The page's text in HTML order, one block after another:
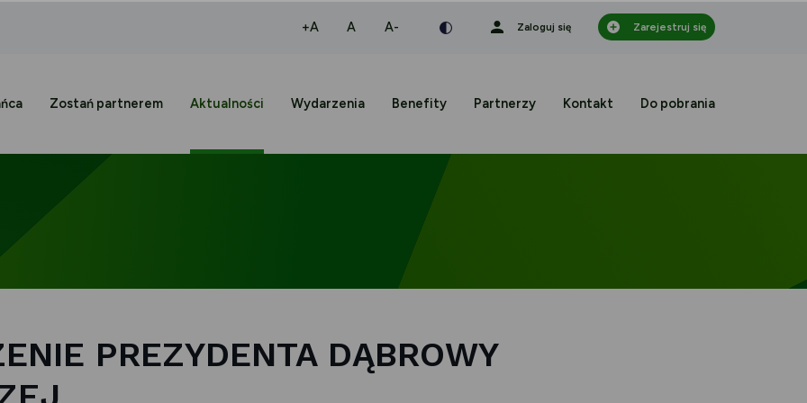
+Awiększa czcionka
Anormalna czcionka
A-mniejsza czcionka Zaloguj się Zarejestruj się
Zostań partnerem Aktualności Wydarzenia Benefity Partnerzy Kontakt Do pobrania
PREZYDENTA DĄBROWY